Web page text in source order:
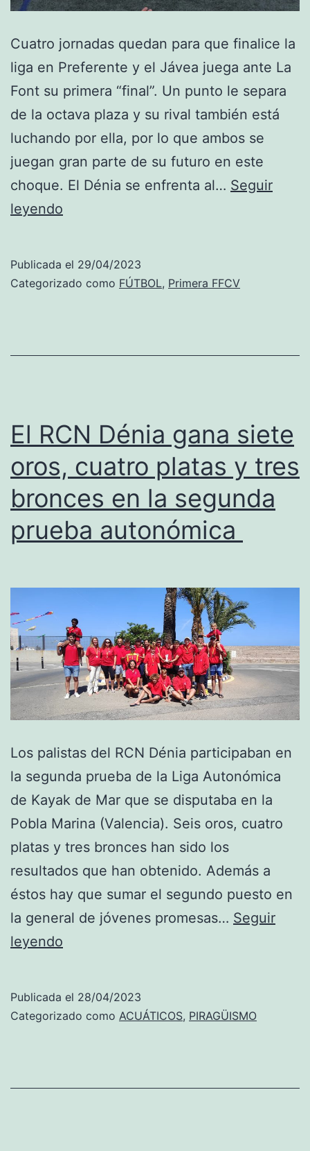
Cuatro jornadas quedan para que finalice la
liga en Preferente y el Jávea juega ante La
Font su primera “final”. Un punto le separa
de la octava plaza y su rival también está
luchando por ella, por lo que ambos se
juegan gran parte de su futuro en este
choque. El Dénia se enfrenta al… Seguir
leyendo
juega
su
el
Dénia
es
favorito
y
el
a
la
sorpresa
Publicada el 29/04/2023
Categorizado como FÚTBOL, Primera FFCV
El RCN Dénia gana siete
oros, cuatro platas y tres
bronces en la segunda
prueba autonómica
Los palistas del RCN Dénia participaban en
la segunda prueba de la Liga Autonómica
de Kayak de Mar que se disputaba en la
Pobla Marina (Valencia). Seis oros, cuatro
platas y tres bronces han sido los
resultados que han obtenido. Además a
éstos hay que sumar el segundo puesto en
la general de jóvenes promesas… Seguir
leyendo
Dénia
gana
Publicada el 28/04/2023
Categorizado como ACUÁTICOS, PIRAGÜISMO